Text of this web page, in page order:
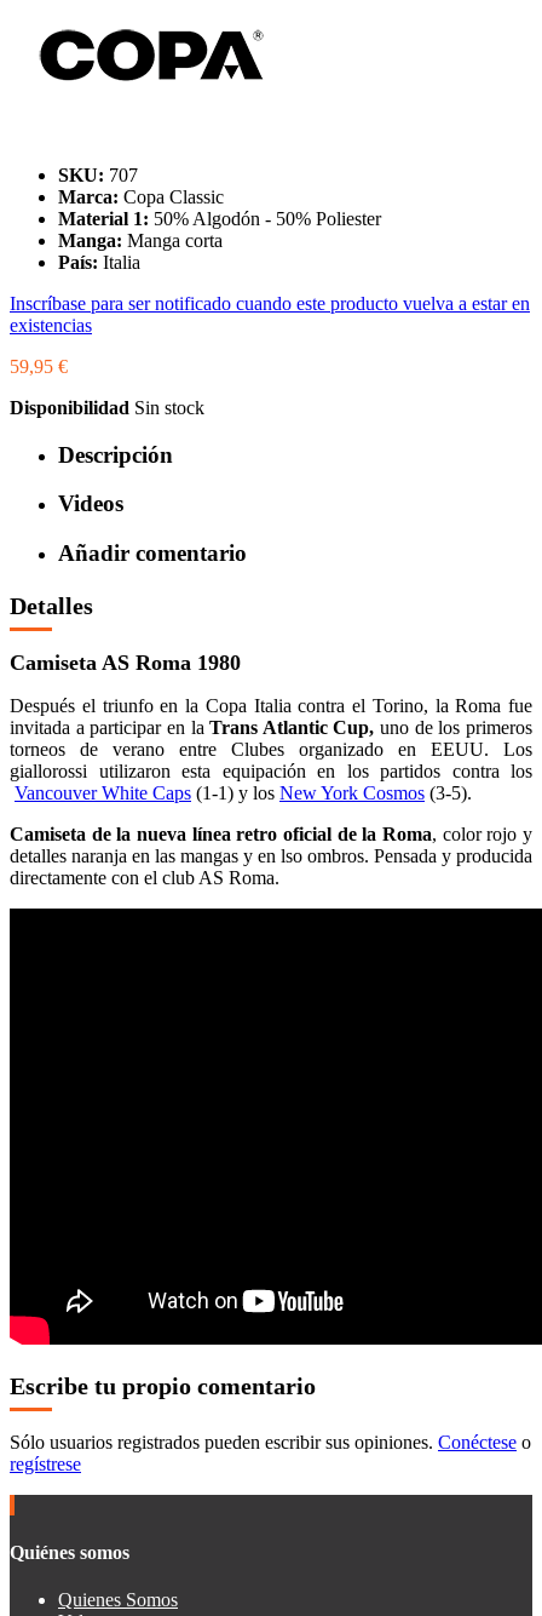
SKU: 707
Marca: Copa Classic
Material 1: 50% Algodón - 50% Poliester
Manga: Manga corta
País: Italia
Inscríbase para ser notificado cuando este producto vuelva a estar en
existencias
59,95 €
Disponibilidad Sin stock
Descripción
Videos
Añadir comentario
Detalles
Camiseta AS Roma 1980
Después el triunfo en la Copa Italia contra el Torino, la Roma fue
invitada a participar en laTrans Atlantic Cup, uno de los primeros
torneos de verano entre Clubes organizado en EEUU. Los
giallorossi utilizaron esta equipación en los partidos contra los
Vancouver White Caps (1-1) y los New York Cosmos (3-5).
Camiseta de la nueva línea retro oficial de la Roma, color rojo y
detalles naranja en las mangas y en lso ombros. Pensada y producida
directamente con el club AS Roma.
Escribe tu propio comentario
Sólo usuarios registrados pueden escribir sus opiniones. Conéctese o
regístrese
Quiénes somos
Quienes Somos